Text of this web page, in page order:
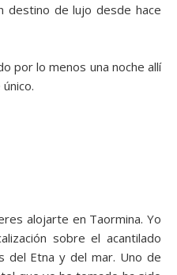
destino de lujo desde hace
por lo menos una noche allí
alojarte en Taormina. Yo
sobre el acantilado
del Etna y del mar. Uno de